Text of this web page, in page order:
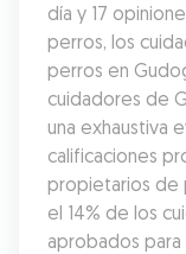
día y 17
perros, los
perros en
cuidadores de
una exhaustiva
calificaciones
propietarios de
el 14% de los
aprobados para